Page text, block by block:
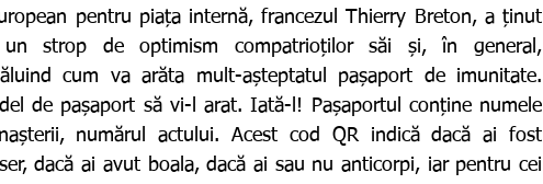
strop de optimism compatrioților săi și, în general,
cum va arăta mult-așteptatul pașaport de imunitate.
de pașaport să vi-l arat. Iată-l! Pașaportul conține numele
numărul actului. Acest cod QR indică dacă ai fost
dacă ai avut boala, dacă ai sau nu anticorpi, iar pentru cei